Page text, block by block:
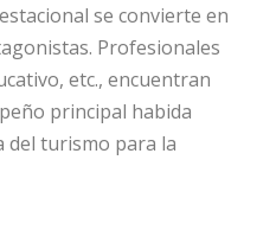
se convierte en
Profesionales
etc., encuentran
principal habida
del turismo para la